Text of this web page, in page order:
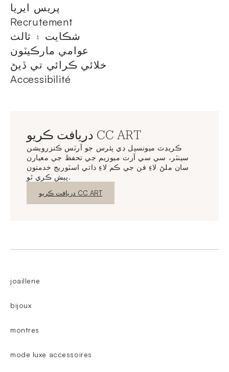
پريس ايريا
Recrutement
شڪايت ۽ ثالث
عوامي مارڪيٽون
خلائي ڪرائي تي ڏيڻ
Accessibilité
دريافت ڪريو CC ART
ڪريڊٽ ميونسپل ڊي پئرس جو آرٽس ڪنزرويشن
سينٽر، سي سي آرٽ ميوزيم جي تحفظ جي معيارن
سان ملڻ لاءِ فن جي ڪم لاءِ ذاتي اسٽوريج خدمتون
پيش ڪري ٿو.
نئين ونڊو دريافت ڪريو CC ART
joaillerie
bijoux
montres
mode luxe accessoires